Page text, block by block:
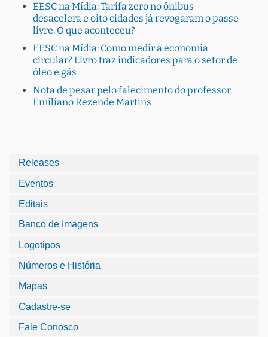
EESC na Mídia: Tarifa zero no ônibus
desacelera e oito cidades já revogaram o passe
livre. O que aconteceu?
EESC na Mídia: Como medir a economia
circular? Livro traz indicadores para o setor de
óleo e gás
Nota de pesar pelo falecimento do professor
Emiliano Rezende Martins
Releases
Eventos
Editais
Banco de Imagens
Logotipos
Números e História
Mapas
Cadastre-se
Fale Conosco